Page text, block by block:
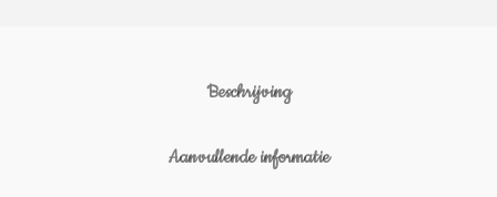
Beschrijving
Aanvullende informatie